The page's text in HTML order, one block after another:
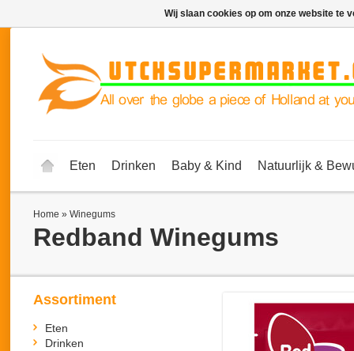
Eten Drinken Baby & Kind Natuurlijk &
Home » Winegums
Redband Winegums
Assortiment
Eten
Drinken
Wij slaan cookies op om onze website te